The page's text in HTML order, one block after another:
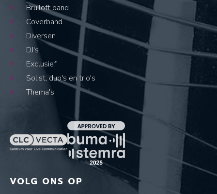
Bruiloft band
Coverband
Diversen
DJ's
Exclusief
Solist, duo's en trio's
Thema's
VOLG ONS OP